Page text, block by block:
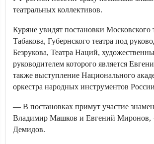
театральных коллективов.
Куряне увидят постановки Московского
Табакова, Губернского театра под
Безрукова, Театра Наций,
руководителем которого является
также выступление Национального
оркестра народных инструментов
— В постановках примут участие
Владимир Машков и Евгений Миронов,
Демидов.